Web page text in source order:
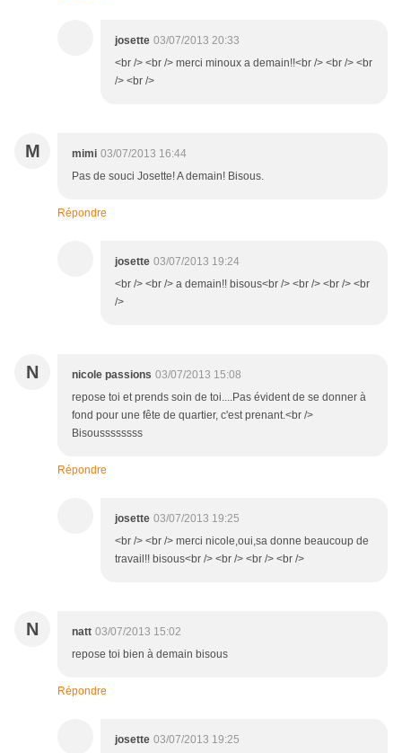
josette 03/07/2013 20:33
<br /> <br /> merci minoux a demain!!<br /> <br /> <br
/> <br />
M mimi 03/07/2013 16:44
Pas de souci Josette! A demain! Bisous.
Répondre
josette 03/07/2013 19:24
<br /> <br /> a demain!! bisous<br /> <br /> <br /> <br
/>
N nicole passions 03/07/2013 15:08
repose toi et prends soin de toi....Pas évident de se donner à
fond pour une fête de quartier, c'est prenant.<br />
Bisoussssssss
Répondre
josette 03/07/2013 19:25
<br /> <br /> merci nicole,oui,sa donne beaucoup de
travail!! bisous<br /> <br /> <br /> <br />
N natt 03/07/2013 15:02
repose toi bien à demain bisous
Répondre
josette 03/07/2013 19:25